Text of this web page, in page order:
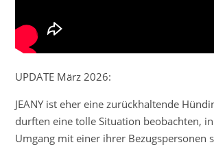
UPDATE März 2026:
JEANY ist eher eine zurückhaltende
durften eine tolle Situation beobachten,
Umgang mit einer ihrer Bezugspersonen